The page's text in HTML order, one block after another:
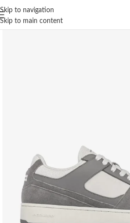
Skip to navigation
Skip to main content